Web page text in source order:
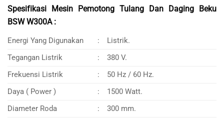
Spesifikasi Mesin Pemotong Tulang Dan Daging Beku
BSW W300A :
Energi Yang Digunakan :
Listrik.
Tegangan Listrik
:
380 V.
Frekuensi Listrik
:
50 Hz / 60 Hz.
Daya ( Power )
:
1500 Watt.
Diameter Roda
:
300 mm.